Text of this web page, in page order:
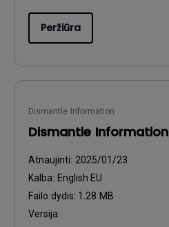
Peržiūra
Dismantle Information
Dismantle Information
Atnaujinti: 2025/01/23
Kalba: English EU
Failo dydis: 1.28 MB
Versija: